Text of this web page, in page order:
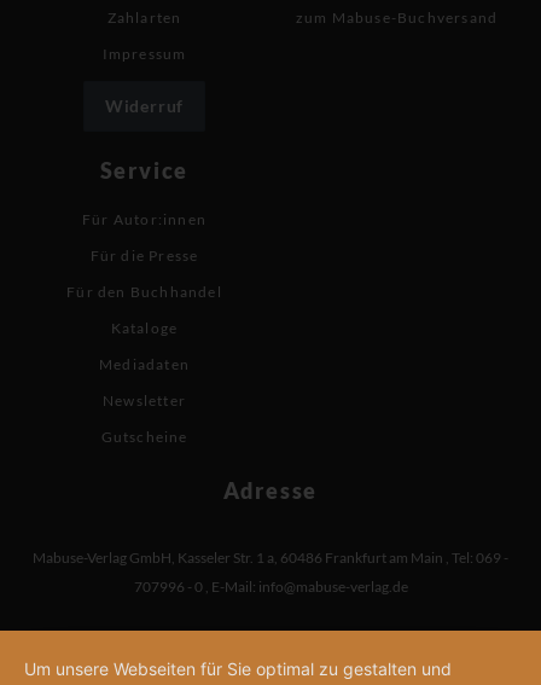
Zahlarten
Impressum
Widerruf
zum Mabuse-Buchversand
Service
Für Autor:innen
Für die Presse
Für den Buchhandel
Kataloge
Mediadaten
Newsletter
Gutscheine
Adresse
Mabuse-Verlag GmbH, Kasseler Str. 1 a, 60486 Frankfurt am Main , Tel: 069 -
707996 - 0 , E-Mail: info@mabuse-verlag.de
Um unsere Webseiten für Sie optimal zu gestalten und